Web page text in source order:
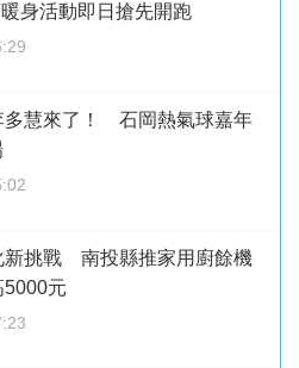
身活動即日搶先開跑
多慧來了！ 石岡熱氣球嘉年
新挑戰 南投縣推家用廚餘機
5000元